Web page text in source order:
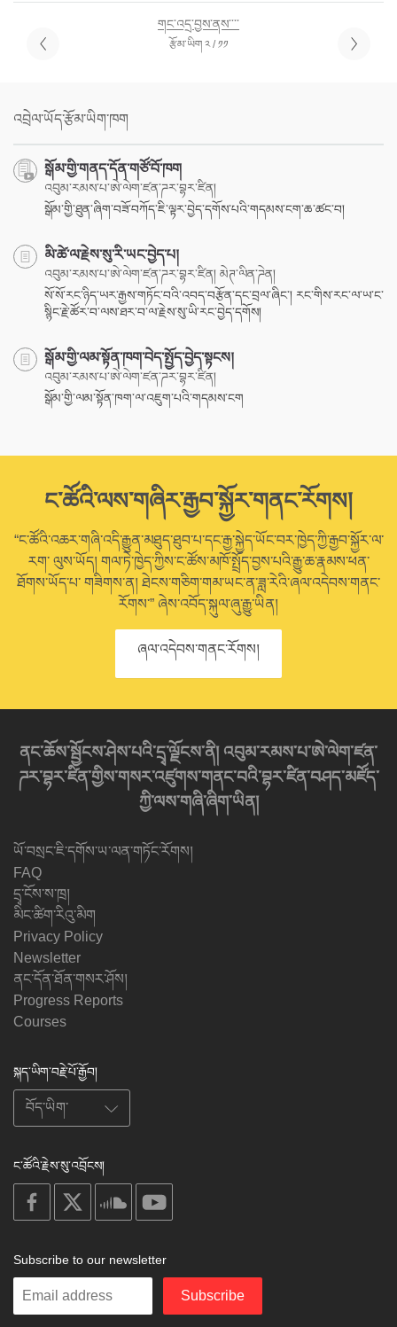
གང་འདྲ་བྱས་ནས་་་་
རྩོམ་ཡིག ༢ / ༡༡
འབྲེལ་ཡོད་རྩོམ་ཡིག་ཁག
སྒོམ་གྱི་གནད་དོན་གཙོ་བོ་ཁག
འབུམ་རམས་པ་ཨེ་ལེག་ཛན་ཌར་བྷར་ཛིན།
སྒོམ་གྱི་ཐུན་ཞིག་བཟོ་བཀོད་ཇི་ལྟར་བྱེད་དགོས་པའི་གདམས་ངག་ཆ་ཚང་བ།
མི་ཚེ་ལ་རྗེས་སུ་རི་ཡང་བྱེད་པ།
འབུམ་རམས་པ་ཨེ་ལེག་ཛན་ཌར་བྷར་ཛིན། མེཊ་ལིན་ཌེན།
སོ་སོ་རང་ཉིད་ཡར་རྒྱས་གཏོང་བའི་འབད་བརྩོན་དང་བྲལ་ཞིང་། རང་གིས་རང་ལ་ཡ་ང་
སྙིང་རྗེ་ཚོར་བ་ལས་ཐར་བ་ལ་རྗེས་སུ་ཡི་རང་བྱེད་དགོས།
སྒོམ་གྱི་ལམ་སྟོན་ཁག་བེད་སྤྱོད་བྱེད་སྟངས།
འབུམ་རམས་པ་ཨེ་ལེག་ཛན་ཌར་བྷར་ཛིན།
སྒོམ་གྱི་ལམ་སྟོན་ཁག་ལ་འཇུག་པའི་གདམས་ངག
ང་ཚོའི་ལས་གཞིར་རྒྱབ་སྐྱོར་གནང་རོགས།
“ང་ཚོའི་འཆར་གཞི་འདི་རྒྱུན་མཐུད་ཐུབ་པ་དང་རྒྱ་སྐྱེད་ཡོང་བར་ཁྱེད་ཀྱི་རྒྱབ་སྐྱོར་ལ་
རག་ ལུས་ཡོད། གལ་ཏེ་ཁྱེད་ཀྱིས་ང་ཚོས་མཁོ་སྤྲོད་བྱས་པའི་རྒྱུ་ཆ་རྣམས་ཕན་
ཐོགས་ཡོད་པ་ གཟིགས་ན། ཐེངས་གཅིག་གམ་ཡང་ན་ཟླ་རེའི་ཞལ་འདེབས་གནང་
རོགས་” ཞེས་འབོད་སྐུལ་ཞུ་རྒྱུ་ཡིན།
ཞལ་འདེབས་གནང་རོགས།
ནང་ཆོས་སྦྱོངས་ཤེས་པའི་དྲྭ་ལྗོངས་ནི། འབུམ་རམས་པ་ཨེ་ལེག་ཛན་
ཌར་བྷར་ཛིན་གྱིས་གསར་འཛུགས་གནང་བའི་བྷར་ཛིན་བཤད་མཛོད་
ཀྱི་ལས་གཞི་ཞིག་ཡིན།
ཡོ་བསྲང་ཇི་དགོས་ཡ་ལན་གཏོང་རོགས།
FAQ
དྲྭ་ངོས་ས་ཁྲ།
མིང་ཚིག་རིའུ་མིག
Privacy Policy
Newsletter
ནང་དོན་ཐོན་གསར་ཤོས།
Progress Reports
Courses
སྐད་ཡིག་བརྗེ་པོ་རྒྱོབ།
ང་ཚོའི་རྗེས་སུ་འབྲོངས།
on
facebook
on
on
soundcloud
Subscribe to our newsletter
Enter
Subscribe